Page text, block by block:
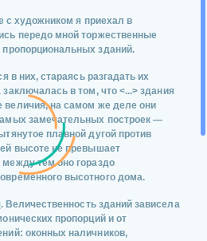
художником я приехал в
передо мной торжественные
зданий.
них, стараясь разгадать их
заключалась в том, что <...>здания
величия, на самом же деле они
замечательных построек —
плавной дугой против
высоте не превышает
тем оно гораздо
высотного дома.
. Величественность зданий зависела
пропорций и от
оконных наличников,